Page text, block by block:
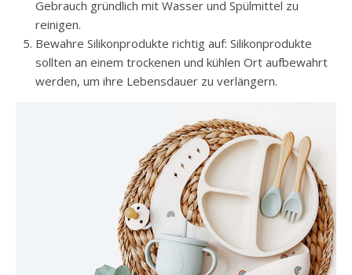
Gebrauch gründlich mit Wasser und Spülmittel zu
reinigen.
Bewahre Silikonprodukte richtig auf: Silikonprodukte
sollten an einem trockenen und kühlen Ort aufbewahrt
werden, um ihre Lebensdauer zu verlängern.